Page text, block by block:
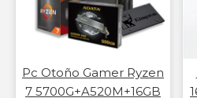
Pc Otoño Gamer Ryzen
7 5700G+A520M+16GB